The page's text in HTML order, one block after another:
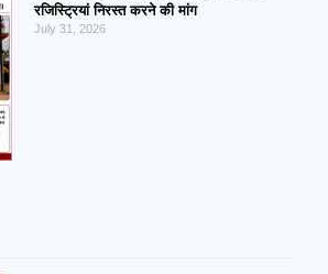
रजिस्ट्रियां निरस्त करने की मांग
July 31, 2026